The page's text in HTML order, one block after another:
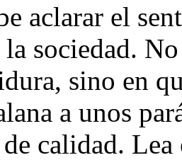
aclarar el
sociedad.
sino en
a unos
calidad. Lea